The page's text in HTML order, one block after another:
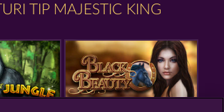
TIP MAJESTIC KING